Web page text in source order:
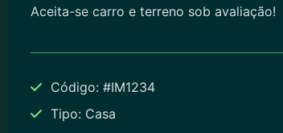
Aceita-se carro e terreno sob avaliação!
Código: #IM1234
Tipo: Casa